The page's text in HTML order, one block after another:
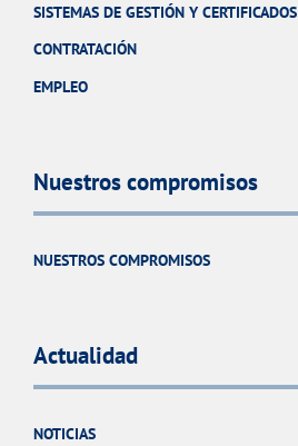
SISTEMAS DE GESTIÓN Y CERTIFICADOS
CONTRATACIÓN
EMPLEO
Nuestros compromisos
NUESTROS COMPROMISOS
Actualidad
NOTICIAS